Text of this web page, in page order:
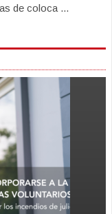
de coloca ...